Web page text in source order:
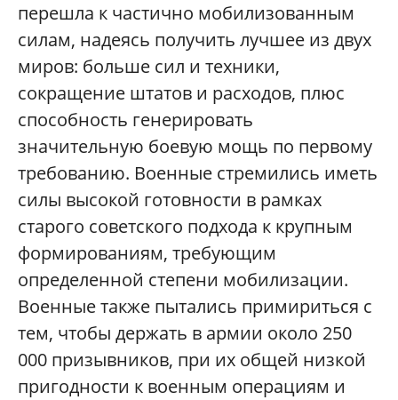
перешла к частично мобилизованным
силам, надеясь получить лучшее из двух
миров: больше сил и техники,
сокращение штатов и расходов, плюс
способность генерировать
значительную боевую мощь по первому
требованию. Военные стремились иметь
силы высокой готовности в рамках
старого советского подхода к крупным
формированиям, требующим
определенной степени мобилизации.
Военные также пытались примириться с
тем, чтобы держать в армии около 250
000 призывников, при их общей низкой
пригодности к военным операциям и